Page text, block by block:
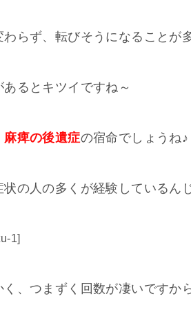
わらず、転びそうになることが
あるとキツイですね～
麻痺の後遺症の宿命でしょうね♪
状の人の多くが経験しているん
1]
く、つまずく回数が凄いですか